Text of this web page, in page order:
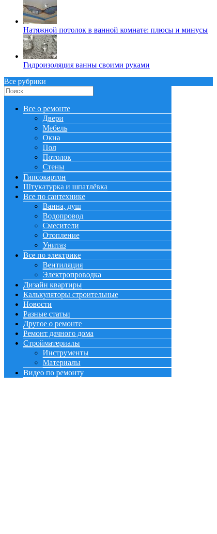
Натяжной потолок в ванной комнате: плюсы и минусы
Гидроизоляция ванны своими руками
Все рубрики
Все о ремонте
Двери
Мебель
Окна
Пол
Потолок
Стены
Гипсокартон
Штукатурка и шпатлёвка
Все по сантехнике
Ванна, душ
Водопровод
Смесители
Отопление
Унитаз
Все по электрике
Вентиляция
Электропроводка
Дизайн квартиры
Калькуляторы строительные
Новости
Разные статьи
Другое о ремонте
Ремонт дачного дома
Стройматериалы
Инструменты
Материалы
Видео по ремонту